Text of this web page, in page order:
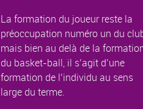
La formation du joueur reste la
préoccupation numéro un du
mais bien au delà de la
du basket-ball, il s’agit d’une
formation de l’individu au sens
large du terme.